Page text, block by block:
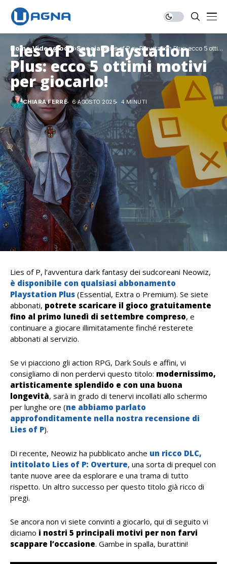
Home Videogiochi Speciali Lies of P su Playstation Plus: ecco 5 ottimi
motivi per giocarlo!
Lies of P su Playstation
Plus: ecco 5 ottimi motivi
per giocarlo!
CHIARA FERRÈ 6 AGOSTO 2025 4 MINUTI
Lies of P, l’avventura dark fantasy dei sudcoreani Neowiz,
è disponibile con qualsiasi abbonamento
Playstation Plus (Essential, Extra o Premium). Se siete
abbonati, potrete scaricare il gioco gratuitamente
fino al primo lunedì di settembre compreso, e
continuare a giocare illimitatamente finché resterete
abbonati al servizio.
Se vi piacciono gli action RPG, Dark Souls e affini, vi
consigliamo di non perdervi questo titolo: modernissimo,
artisticamente splendido e con una buona
longevità, sarà in grado di tenervi incollati allo schermo
per lunghe ore (ne abbiamo parlato
approfonditamente nella nostra recensione di
Lies of P).
Di recente, Neowiz ha pubblicato anche un ricco DLC,
intitolato Lies of P: Overture, una sorta di prequel con
tante nuove aree da esplorare e una trama di tutto
rispetto. Un altro successo per questo titolo già ricco di
pregi.
Se ancora non vi siete convinti a giocarlo, qui di seguito vi
diciamo i nostri 5 principali motivi per non farvi
scappare l’occasione. Gambe in spalla, burattini!